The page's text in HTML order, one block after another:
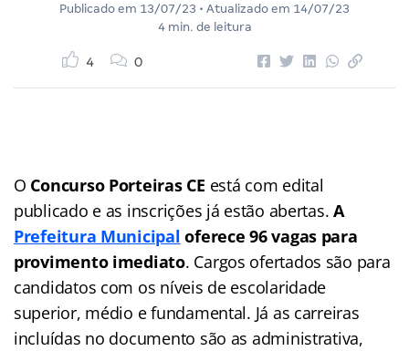
Publicado em 13/07/23 • Atualizado em 14/07/23
4 min. de leitura
4 0
O Concurso Porteiras CE está com edital
publicado e as inscrições já estão abertas. A
Prefeitura Municipal oferece 96 vagas para
provimento imediato. Cargos ofertados são para
candidatos com os níveis de escolaridade
superior, médio e fundamental. Já as carreiras
incluídas no documento são as administrativa,